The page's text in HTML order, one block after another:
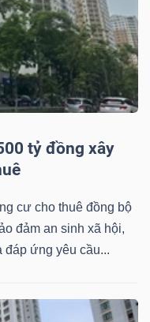
tỷ đồng xây
cư cho thuê đồng bộ
đảm an sinh xã hội,
đáp ứng yêu cầu...